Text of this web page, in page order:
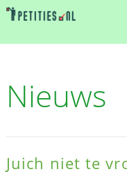
Nieuws
Juich niet te